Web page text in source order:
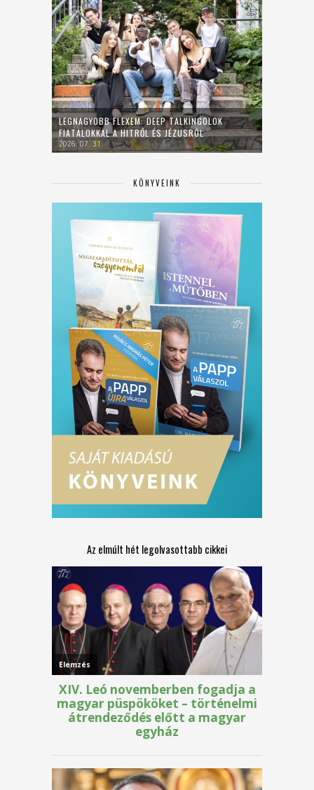
LEGNAGYOBB FLEXEM: DEEP TALKINGOLOK
FIATALOKKAL A HITRŐL ÉS JÉZUSRÓL
2026. 07. 31.
KÖNYVEINK
Az elmúlt hét legolvasottabb cikkei